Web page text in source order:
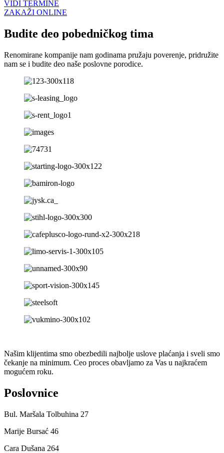
VIDI TERMINE
ZAKAŽI ONLINE
Budite deo pobedničkog tima
Renomirane kompanije nam godinama pružaju poverenje, pridružite
nam se i budite deo naše poslovne porodice.
Našim klijentima smo obezbedili najbolje uslove plaćanja i sveli smo
čekanje na minimum. Ceo proces obavljamo za Vas u najkraćem
mogućem roku.
Poslovnice
Bul. Maršala Tolbuhina 27
Marije Bursać 46
Cara Dušana 264